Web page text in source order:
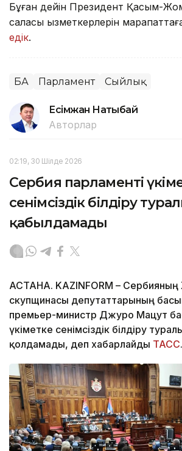
Бұған дейін Президент Қасым-
саласы қызметкерлерін
едік.
БАҚ Парламент Сыйлық
Есімжан Нақтыбай
Авторлар
02:19, 30 Шілде 2026
Сербия парламенті
сенімсіздік білдіру
қабылдамады
АСТАНА. KAZINFORM – Сербияның
скупщинасы депутаттарының
премьер-министр Джуро Мацут
үкіметке сенімсіздік білдіру
қолдамады, деп хабарлайды ТАСС.